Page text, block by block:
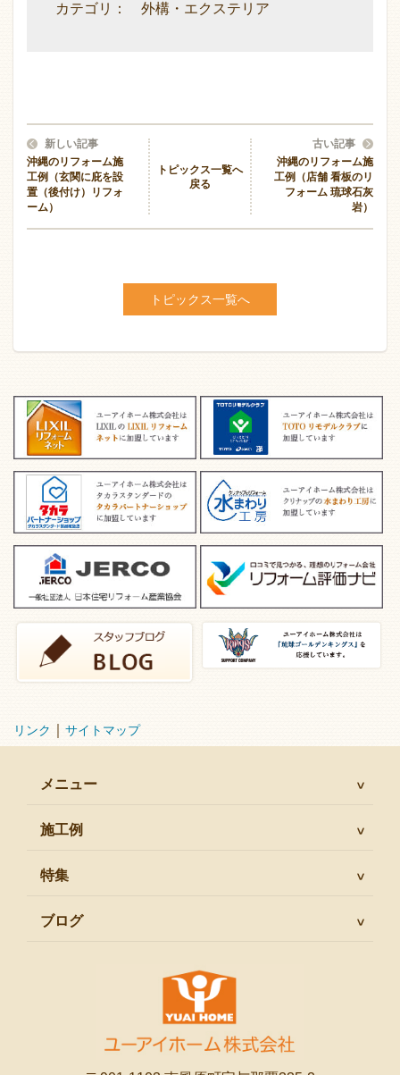
カテゴリ： 外構・エクステリア
新しい記事
沖縄のリフォーム施
工例（玄関に庇を設
置（後付け）リフォ
ーム）
トピックス一覧へ
戻る
古い記事
沖縄のリフォーム施
工例（店舗 看板のリ
フォーム 琉球石灰
岩）
トピックス一覧へ
リンク サイトマップ
メニュー
施工例
特集
ブログ